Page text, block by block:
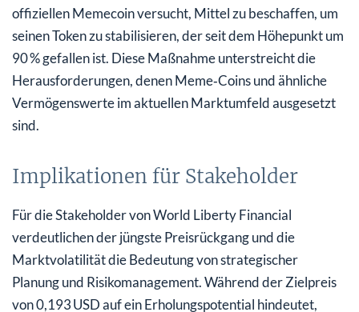
offiziellen Memecoin versucht, Mittel zu beschaffen, um
seinen Token zu stabilisieren, der seit dem Höhepunkt um
90 % gefallen ist. Diese Maßnahme unterstreicht die
Herausforderungen, denen Meme‑Coins und ähnliche
Vermögenswerte im aktuellen Marktumfeld ausgesetzt
sind.
Implikationen für Stakeholder
Für die Stakeholder von World Liberty Financial
verdeutlichen der jüngste Preisrückgang und die
Marktvolatilität die Bedeutung von strategischer
Planung und Risikomanagement. Während der Zielpreis
von 0,193 USD auf ein Erholungspotential hindeutet,